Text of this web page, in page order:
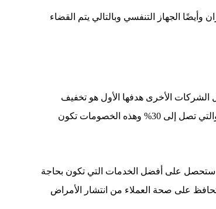
الجهاز التنفسي وبالتالي يتم القضاء
الشركات الأخرى هدفها الأول هو تخفيف
الأعباء على المواطنين في ظل الأسعار المرتفعة بشكل كبير، كما أنها تتيح فرص عديدة للعملاء منها الخصومات الهائلة التي تقدمها على الخدمة والتي تصل إلى 30% وهذه الخصومات تكون
ستحصل على أفضل الخدمات التي تكون بحاجة
تحافظ على صحة العملاء من انتشار الأمراض